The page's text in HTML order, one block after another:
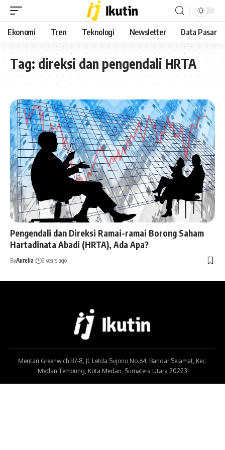
Ekonomi Tren Teknologi Newsletter Data Pasar
Tag: direksi dan pengendali HRTA
Pengendali dan Direksi Ramai-ramai Borong Saham
Hartadinata Abadi (HRTA), Ada Apa?
ByAurelia 3 years ago
Mentari Greenwich B7-8, Jl. Letda Sujono No.64, Bandar Selamat, Kec.
Medan Tembung, Kota Medan, Sumatera Utara 20223